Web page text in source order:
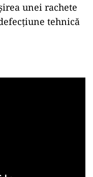
unei rachete
tehnică